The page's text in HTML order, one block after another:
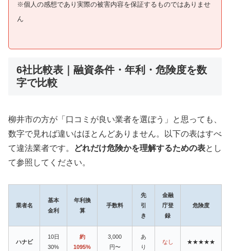
※個人の感想であり実際の被害内容を保証するものではありませ
ん
6社比較表｜融資条件・年利・危険度を数
字で比較
柳井市の方が「口コミが良い業者を選ぼう」と思っても、
数字で見れば違いはほとんどありません。以下の表はすべ
て違法業者です。
どれだけ危険かを理解するための表とし
て参照してください。
業者名
基本
金利
年利換
算
手数料
先
引
き
金融
庁登
録
危険度
ハナビ
10日
30%
約
1095%
3,000
円〜
あ
り
なし ★★★★★